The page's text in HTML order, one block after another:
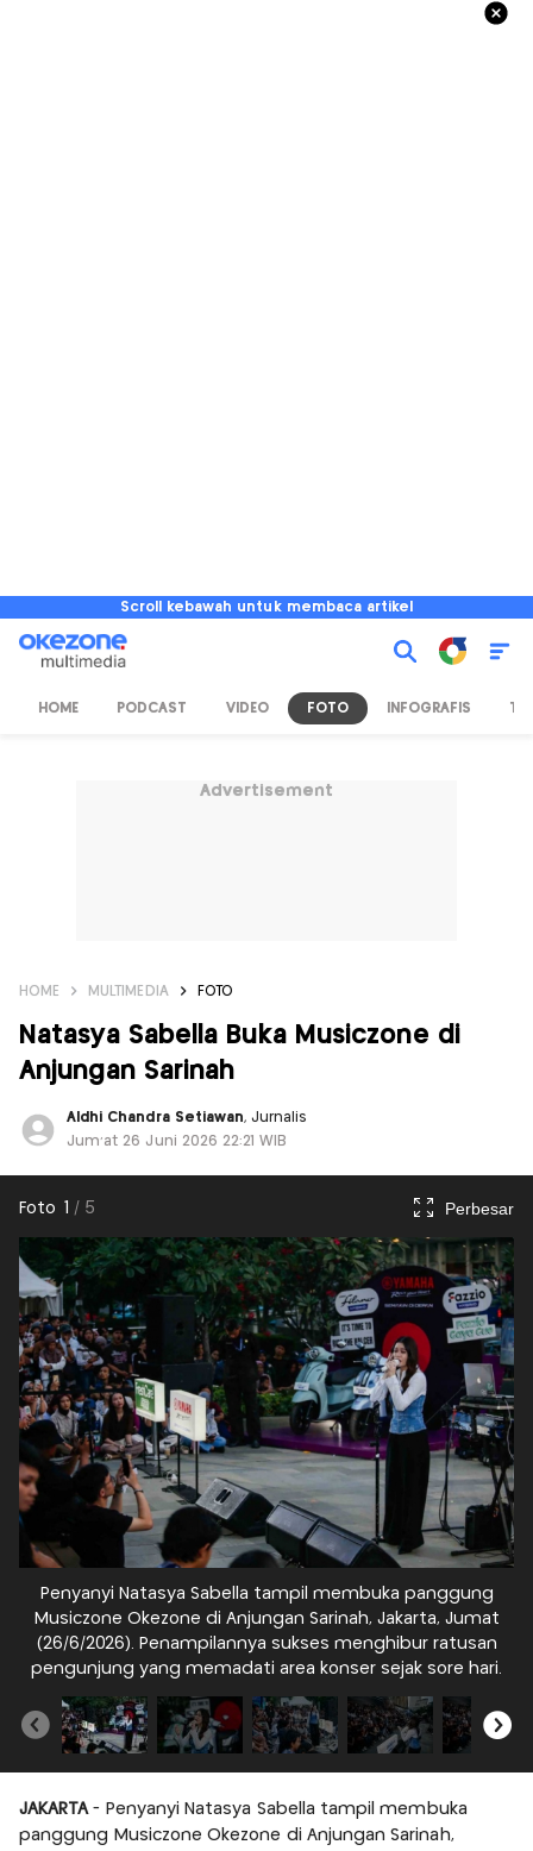
Scroll kebawah untuk membaca artikel
HOME PODCAST VIDEO FOTO INFOGRAFIS TV
Advertisement
HOME MULTIMEDIA FOTO
Natasya Sabella Buka Musiczone di
Anjungan Sarinah
Aldhi Chandra Setiawan, Jurnalis
Jum'at 26 Juni 2026 22:21 WIB
Foto 1 / 5 Perbesar
Penyanyi Natasya Sabella tampil membuka panggung
Musiczone Okezone di Anjungan Sarinah, Jakarta, Jumat
(26/6/2026). Penampilannya sukses menghibur ratusan
pengunjung yang memadati area konser sejak sore hari.
JAKARTA - Penyanyi Natasya Sabella tampil membuka
panggung Musiczone Okezone di Anjungan Sarinah,